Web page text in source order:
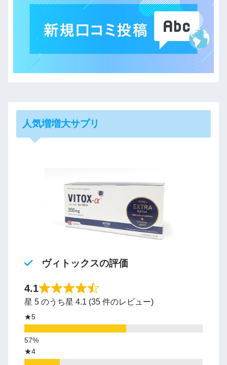
人気増増大サプリ
ヴィトックスの評価
4.1
星 5 のうち星 4.1 (35 件のレビュー)
★5
★4